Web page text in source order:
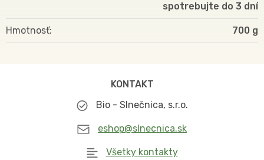
spotrebujte do 3 dní
Hmotnosť 700
KONTAKT
Bio - Slnečnica, s.r.o.
eshop@slnecnica.sk
Všetky kontakty